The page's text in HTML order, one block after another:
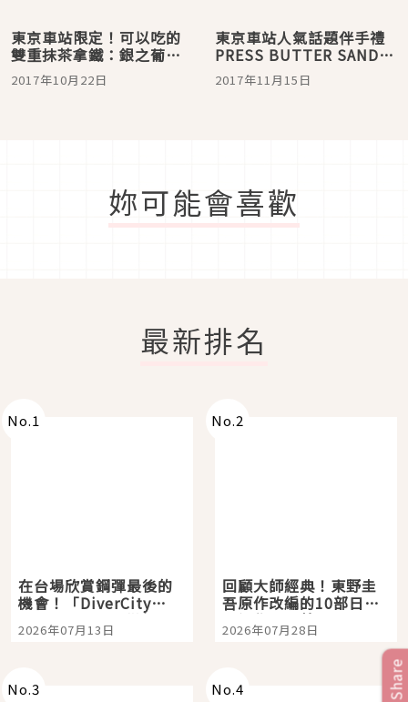
東京車站限定！可以吃的
雙重抹茶拿鐵：銀之葡萄
「抹茶巧克力三明治餅
乾」
2017年10月22日
東京車站人氣話題伴手禮
PRESS BUTTER SAND
也在晴空塔隆重登場囉！
2017年11月15日
妳可能會喜歡
最新排名
No.1
在台場欣賞鋼彈最後的
機會！「DiverCity
Tokyo Plaza」搭船、
購物、美食及夜景，一
2026年07月13日
No.2
回顧大師經典！東野圭
吾原作改編的10部日本
影視作品推薦
2026年07月28日
No.3 No.4 Share